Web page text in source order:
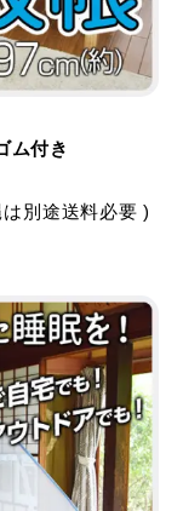
ム付き
別途送料必要 )